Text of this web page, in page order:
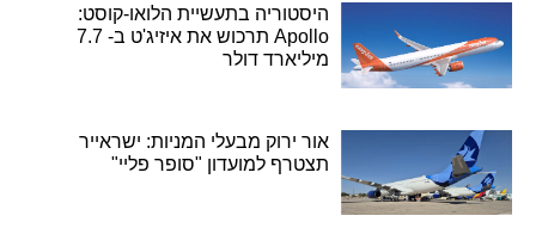
היסטוריה בתעשיית הלואו-קוסט:
Apollo תרכוש את איזיג'ט ב- 7.7
מיליארד דולר
אור ירוק מבעלי המניות: ישראייר
תצטרף למועדון "סופר פליי"